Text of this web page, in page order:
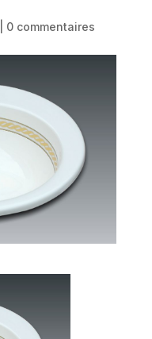
0 commentaires